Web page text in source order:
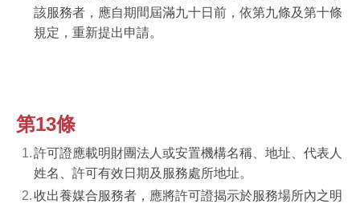
該服務者，應自期間屆滿九十日前，依第九條及第十條
規定，重新提出申請。
第13條
許可證應載明財團法人或安置機構名稱、地址、代表人
姓名、許可有效日期及服務處所地址。
收出養媒合服務者，應將許可證揭示於服務場所內之明